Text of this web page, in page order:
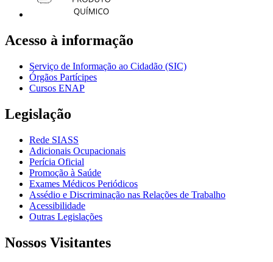
Acesso à informação
Serviço de Informação ao Cidadão (SIC)
Órgãos Partícipes
Cursos ENAP
Legislação
Rede SIASS
Adicionais Ocupacionais
Perícia Oficial
Promoção à Saúde
Exames Médicos Periódicos
Assédio e Discriminação nas Relações de Trabalho
Acessibilidade
Outras Legislações
Nossos Visitantes